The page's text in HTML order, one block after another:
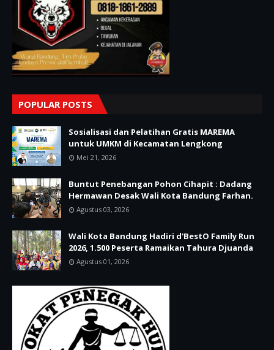
POPULAR POSTS
Sosialisasi dan Pelatihan Gratis MAREMA
untuk UMKM di Kecamatan Lengkong
Mei 21, 2026
Buntut Penebangan Pohon Cihapit : Dadang
Hermawan Desak Wali Kota Bandung Farhan.
Agustus 03, 2026
Wali Kota Bandung Hadiri d'BestO Family Run
2026, 1.500 Peserta Ramaikan Tahura Djuanda
Agustus 01, 2026